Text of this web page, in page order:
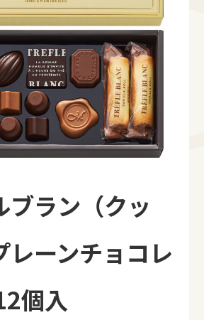
ブラン（クッ
レーンチョコレ
個入